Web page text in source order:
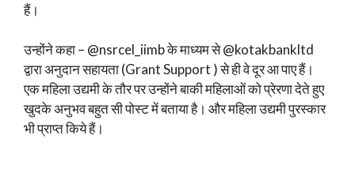
हैं।
उन्होंने कहा – @nsrcel_iimb के माध्यम से @kotakbankltd
द्वारा अनुदान सहायता (Grant Support ) से ही वे दूर आ पाए हैं।
एक महिला उद्यमी के तौर पर उन्होंने बाकी महिलाओं को प्रेरणा देते हुए
खुदके अनुभव बहुत सी पोस्ट में बताया है। और महिला उद्यमी पुरस्कार
भी प्राप्त किये हैं।